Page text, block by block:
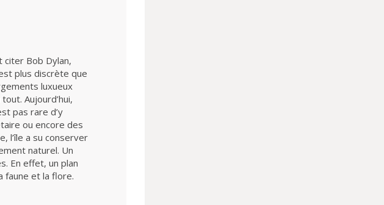
citer Bob Dylan,
plus discrète que
luxueux
Aujourd’hui,
pas rare d’y
ou encore des
l’île a su conserver
naturel. Un
En effet, un plan
faune et la flore.